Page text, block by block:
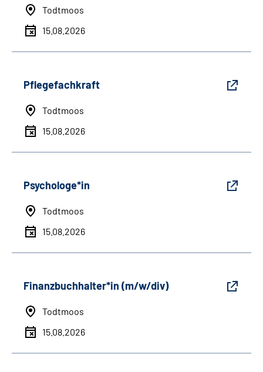
Todtmoos
15.08.2026
Pflegefachkraft
Todtmoos
15.08.2026
Psychologe*in
Todtmoos
15.08.2026
Finanzbuchhalter*in (m/w/div)
Todtmoos
15.08.2026